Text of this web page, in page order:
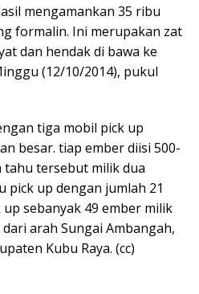
mengamankan 35 ribu
formalin. Ini merupakan zat
dan hendak di bawa ke
(12/10/2014), pukul
tiga mobil pick up
besar. tiap ember diisi 500-
tersebut milik dua
pick up dengan jumlah 21
sebanyak 49 ember milik
arah Sungai Ambangah,
Kubu Raya. (cc)